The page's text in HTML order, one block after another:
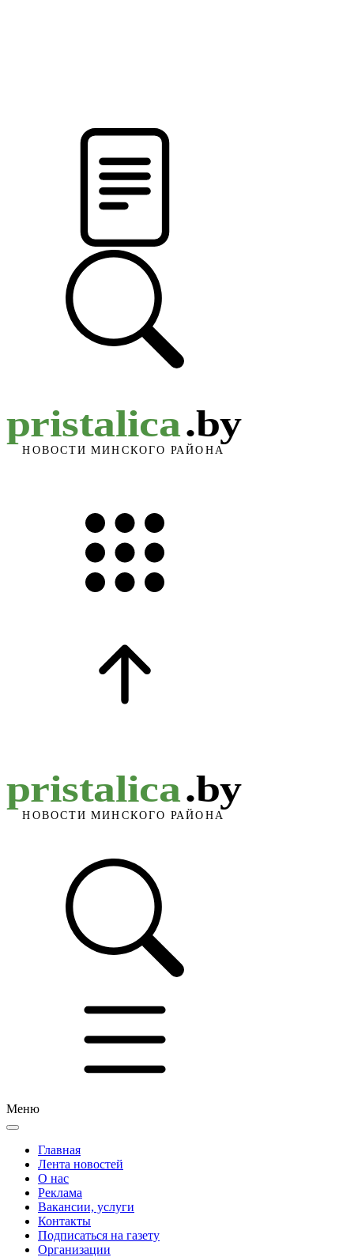
Меню
Главная
Лента новостей
О нас
Реклама
Вакансии, услуги
Контакты
Подписаться на газету
Организации